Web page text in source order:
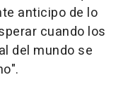
anticipo de lo
cuando los
del mundo se